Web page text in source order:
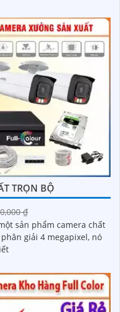
TRỌN BỘ
₫
sản phẩm camera chất